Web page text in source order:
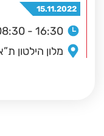
15.11.2022
- 16:30
מלון הילטון